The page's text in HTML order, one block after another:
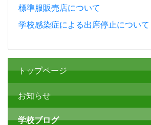
標準服販売店について
学校感染症による出席停止について
トップページ
お知らせ
学校ブログ